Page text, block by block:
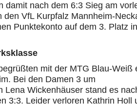
damit nach dem 6:3 Sieg am
den VfL Kurpfalz Mannheim-
Punktekonto auf dem 3. Platz
mit der MTG Blau-Weiß
Bei den Damen 3 um
Lena Wickenhäuser stand es
3:3. Leider verloren Kathrin Holl